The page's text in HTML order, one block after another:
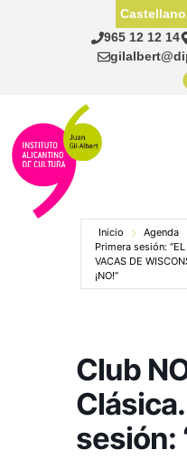
965 12 12 14
Castellano
Inicio Agenda
Primera sesión:
VACAS DE
¡NO!”
Club
sesión: